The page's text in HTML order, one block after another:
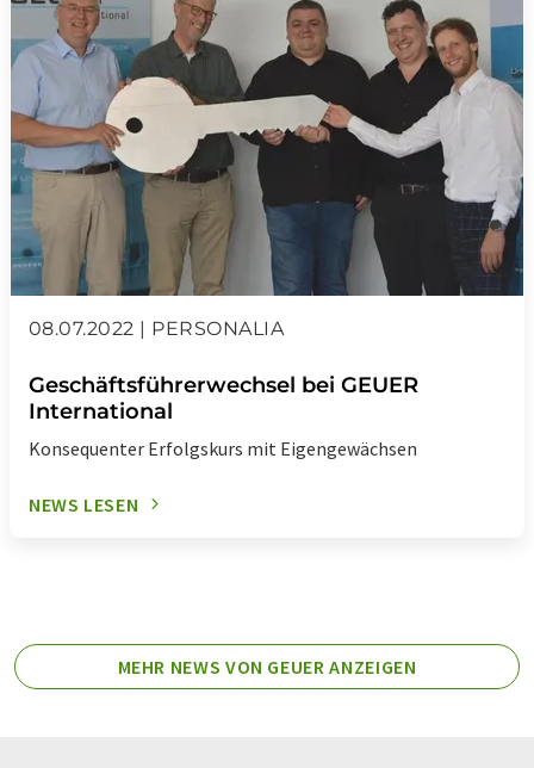
08.07.2022 | PERSONALIA
Geschäftsführerwechsel bei GEUER
International
Konsequenter Erfolgskurs mit Eigengewächsen
NEWS LESEN
MEHR NEWS VON GEUER ANZEIGEN